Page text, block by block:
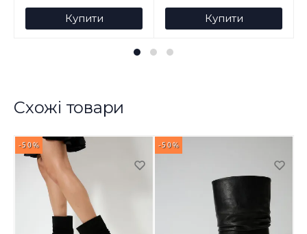
Купити Купити
Схожі товари
-50% -50%